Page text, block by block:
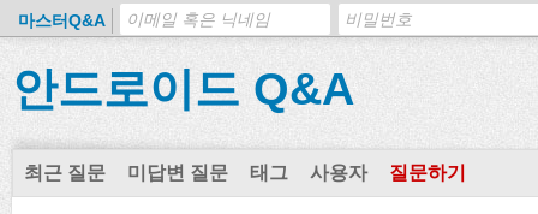
마스터Q&A
안드로이드 Q&A
최근 질문 미답변 질문 태그 사용자 질문하기